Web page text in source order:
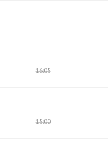
16:05
15:00